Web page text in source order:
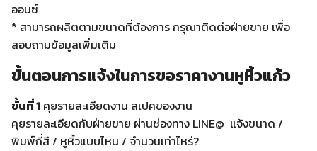
ออนซ์
* สามารถผลิตตามขนาดที่ต้องการ กรุณาติดต่อฝ่ายขาย เพื่อ
สอบถามข้อมูลเพิ่มเติม
ขั้นตอนการแจ้งในการขอราคางานหูหิ้วแก้ว
ขั้นที่ 1 คุยรายละเอียดงาน สเปคของงาน
คุยรายละเอียดกับฝ่ายขาย ผ่านช่องทาง LINE@ แจ้งขนาด /
พิมพ์กี่สี / หูหิ้วแบบไหน / จำนวนเท่าไหร่?